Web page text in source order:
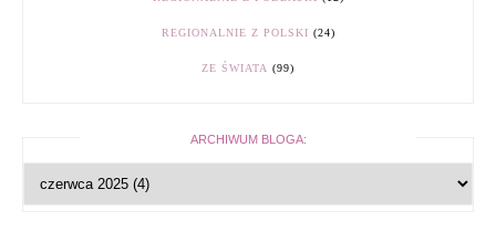
REGIONALNIE Z POLSKI (24)
ZE ŚWIATA (99)
ARCHIWUM BLOGA: